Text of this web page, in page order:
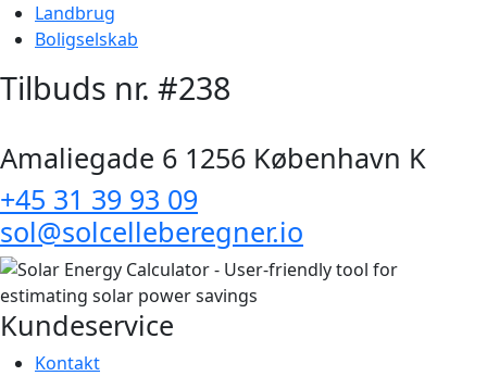
Landbrug
Boligselskab
Tilbuds nr. #238
Amaliegade 6 1256 København K
+45 31 39 93 09
sol@solcelleberegner.io
Kundeservice
Kontakt